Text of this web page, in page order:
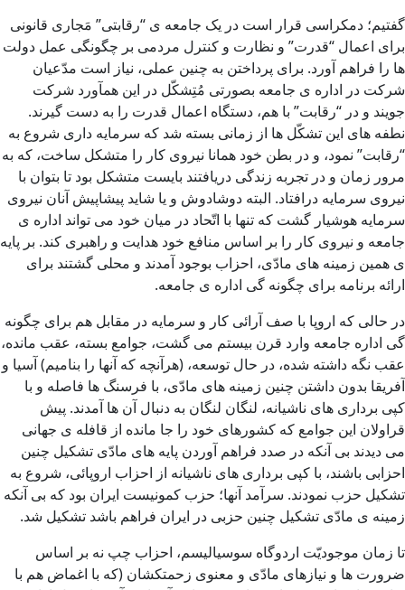
گفتیم؛ دمکراسی قرار است در یک جامعه ی “رقابتی” مَجاری قانونی
برای اعمال “قدرت” و نظارت و کنترل مردمی بر چگونگی عمل دولت
ها را فراهم آورد. برای پرداختن به چنین عملی، نیاز است مدّعیان
شرکت در اداره ی جامعه بصورتی مُتِشکّل در این همآورد شرکت
جویند و در “رقابت” با هم، دستگاه اعمال قدرت را به دست گیرند.
نطفه های این تشکّل ها از زمانی بسته شد که سرمایه داری شروع به
“رقابت” نمود، و در بطن خود همانا نیروی کار را متشکل ساخت، که به
مرور زمان و در تجربه زندگی دریافتند بایست متشکل بود تا بتوان با
نیروی سرمایه درافتاد. البته دوشادوش و یا شاید پیشاپیش آنان نیروی
سرمایه هوشیار گشت که تنها با اتّحاد در میان خود می تواند اداره ی
جامعه و نیروی کار را بر اساس منافع خود هدایت و راهبری کند. بر پایه
ی همین زمینه های مادّی، احزاب بوجود آمدند و محلی گشتند برای
ارائه برنامه برای چگونه گی اداره ی جامعه.
در حالی که اروپا با صف آرائی کار و سرمایه در مقابل هم برای چگونه
گی اداره جامعه وارد قرن بیستم می گشت، جوامع بسته، عقب مانده،
عقب نگه داشته شده، در حال توسعه، (هرآنچه که آنها را بنامیم) آسیا و
آفریقا بدون داشتن چنین زمینه های مادّی، با فرسنگ ها فاصله و با
کپی برداری های ناشیانه، لنگان لنگان به دنبال آن ها آمدند. پیش
قراولان این جوامع که کشورهای خود را جا مانده از قافله ی جهانی
می دیدند بی آنکه در صدد فراهم آوردن پایه های مادّی تشکیل چنین
احزابی باشند، با کپی برداری های ناشیانه از احزاب اروپائی، شروع به
تشکیل حزب نمودند. سرآمد آنها؛ حزب کمونیست ایران بود که بی آنکه
زمینه ی مادّی تشکیل چنین حزبی در ایران فراهم باشد تشکیل شد.
تا زمان موجودیّت اردوگاه سوسیالیسم، احزاب چپ نه بر اساس
ضرورت ها و نیازهای مادّی و معنوی زحمتکشان (که با اغماض هم با